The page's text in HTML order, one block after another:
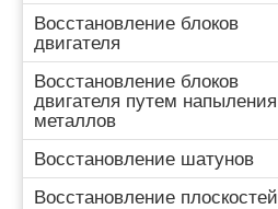
Восстановление блоков
двигателя
Восстановление блоков
двигателя путем напыления
металлов
Восстановление шатунов
Восстановление плоскостей